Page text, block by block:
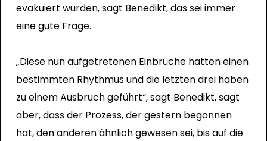
evakuiert wurden, sagt Benedikt, das sei immer
eine gute Frage.
„Diese nun aufgetretenen Einbrüche hatten einen
bestimmten Rhythmus und die letzten drei haben
zu einem Ausbruch geführt“, sagt Benedikt, sagt
aber, dass der Prozess, der gestern begonnen
hat, den anderen ähnlich gewesen sei, bis auf die